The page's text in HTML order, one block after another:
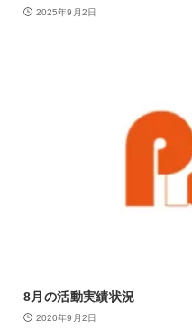
2025年9月2日
8月の活動実績状況
2020年9月2日